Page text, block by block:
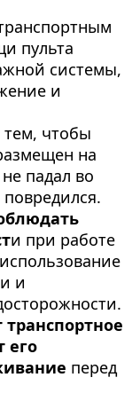
пульта
системы,
и
чтобы
на
падал во
и при работе
и
его
перед